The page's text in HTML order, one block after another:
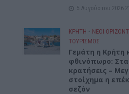
5 Αυγούστου 2026
ΚΡΗΤΗ • ΝΕΟΙ
ΤΟΥΡΙΣΜΟΣ
Γεμάτη η Κρήτη
φθινόπωρο:
κρατήσεις –
στοίχημα η
σεζόν